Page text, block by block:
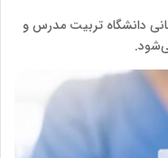
دانشگاه تربیت مدرس و